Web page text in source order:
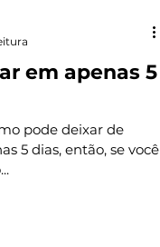
em apenas 5
pode deixar de
5 dias, então, se você